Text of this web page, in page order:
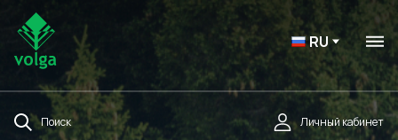
RU
Поиск Личный кабинет